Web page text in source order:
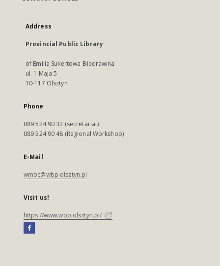
Address
Provincial Public Library
of Emilia Sukertowa-Biedrawina
ul. 1 Maja 5
10-117 Olsztyn
Phone
089 524 90 32 (secretariat)
089 524 90 48 (Regional Workshop)
E-Mail
wmbc@wbp.olsztyn.pl
Visit us!
https://www.wbp.olsztyn.pl/